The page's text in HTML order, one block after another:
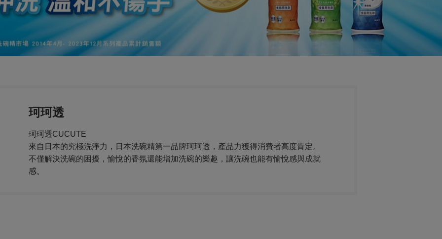
珂珂透
珂珂透CUCUTE
來自日本的究極洗淨力，日本洗碗精第一品牌珂珂透，產品力獲得消費者高度肯定。
不僅解決洗碗的困擾，愉悅的香氛還能增加洗碗的樂趣，讓洗碗也能有愉悅感與成就
感。